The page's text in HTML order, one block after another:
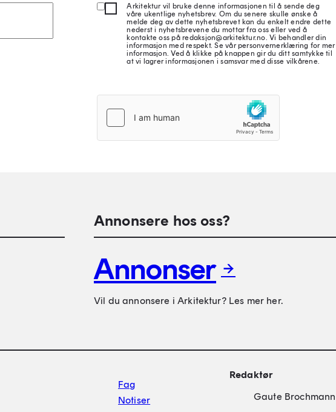
Arkitektur vil bruke denne informasjonen til å sende deg
våre ukentlige nyhetsbrev. Om du senere skulle ønske å
melde deg av dette nyhetsbrevet kan du enkelt endre dette
nederst i nyhetsbrevene du mottar fra oss eller ved å
kontakte oss på redaksjon@arkitektur.no. Vi behandler din
informasjon med respekt. Se vår personvernerklæring for mer
informasjon. Ved å klikke på knappen gir du ditt samtykke til
at vi lagrer informasjonen i samsvar med disse vilkårene.
Annonsere hos oss?
Annonser
Vil du annonsere i Arkitektur? Les mer her.
Fag
Notiser
Redaktør
Gaute Brochmann